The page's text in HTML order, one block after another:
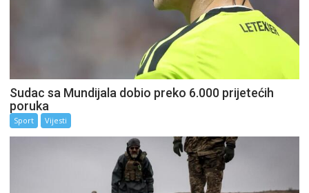
Sudac sa Mundijala dobio preko 6.000 prijetećih
poruka
Sport Vijesti